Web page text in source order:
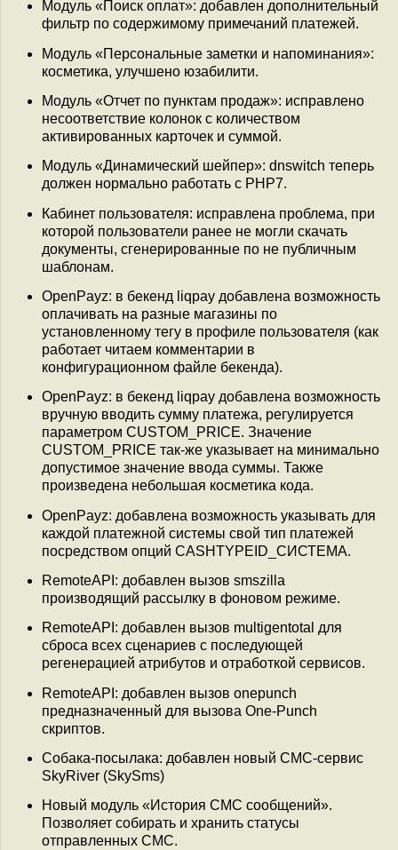
Модуль «Поиск оплат»: добавлен дополнительный
фильтр по содержимому примечаний платежей.
Модуль «Персональные заметки и напоминания»:
косметика, улучшено юзабилити.
Модуль «Отчет по пунктам продаж»: исправлено
несоответствие колонок с количеством
активированных карточек и суммой.
Модуль «Динамический шейпер»: dnswitch теперь
должен нормально работать с PHP7.
Кабинет пользователя: исправлена проблема, при
которой пользователи ранее не могли скачать
документы, сгенерированные по не публичным
шаблонам.
OpenPayz: в бекенд liqpay добавлена возможность
оплачивать на разные магазины по
установленному тегу в профиле пользователя (как
работает читаем комментарии в
конфигурационном файле бекенда).
OpenPayz: в бекенд liqpay добавлена возможность
вручную вводить сумму платежа, регулируется
параметром CUSTOM_PRICE. Значение
CUSTOM_PRICE так-же указывает на минимально
допустимое значение ввода суммы. Также
произведена небольшая косметика кода.
OpenPayz: добавлена возможность указывать для
каждой платежной системы свой тип платежей
посредством опций CASHTYPEID_СИСТЕМА.
RemoteAPI: добавлен вызов smszilla
производящий рассылку в фоновом режиме.
RemoteAPI: добавлен вызов multigentotal для
сброса всех сценариев с последующей
регенерацией атрибутов и отработкой сервисов.
RemoteAPI: добавлен вызов onepunch
предназначенный для вызова One-Punch
скриптов.
Собака-посылака: добавлен новый СМС-сервис
SkyRiver (SkySms)
Новый модуль «История СМС сообщений».
Позволяет собирать и хранить статусы
отправленных СМС.